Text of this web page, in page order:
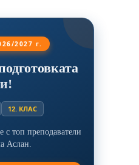
2027 г.
12. КЛАС
с топ преподаватели
Аслан.